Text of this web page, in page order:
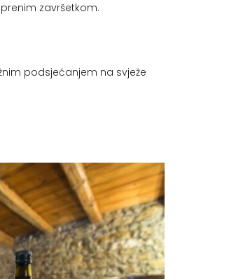
završetkom.
podsjećanjem na svježe